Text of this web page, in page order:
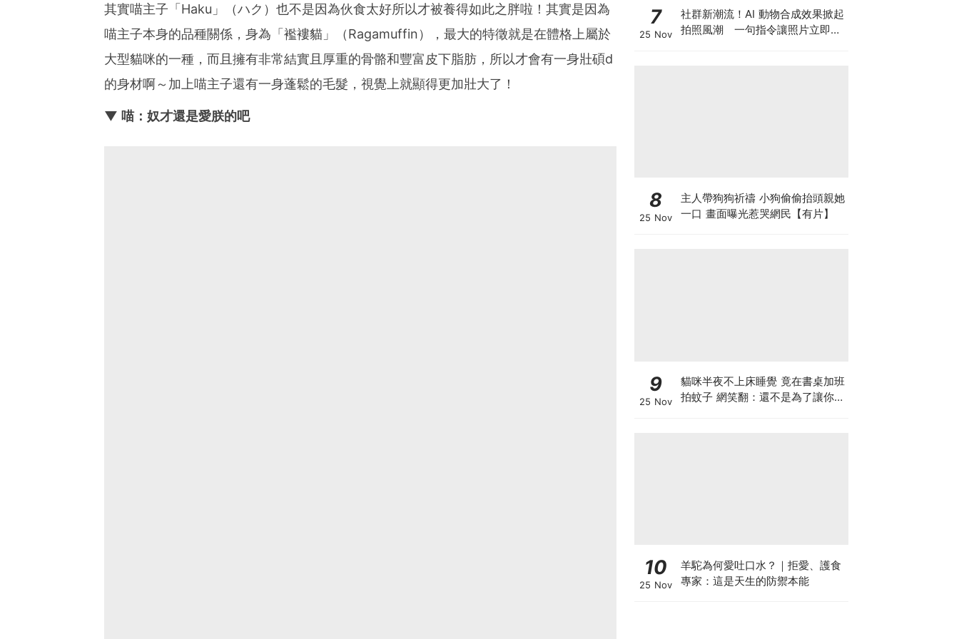
其實喵主子「Haku」（ハク）也不是因為伙食太好所以才被養得如此之胖啦！其實是因為
喵主子本身的品種關係，身為「襤褸貓」（Ragamuffin），最大的特徵就是在體格上屬於
大型貓咪的一種，而且擁有非常結實且厚重的骨骼和豐富皮下脂肪，所以才會有一身壯碩d
的身材啊～加上喵主子還有一身蓬鬆的毛髮，視覺上就顯得更加壯大了！
▼ 喵：奴才還是愛朕的吧
7
25 Nov
社群新潮流！AI 動物合成效果掀起
拍照風潮 一句指令讓照片立即升
8
25 Nov
主人帶狗狗祈禱 小狗偷偷抬頭親她
一口 畫面曝光惹哭網民【有片】
9
25 Nov
貓咪半夜不上床睡覺 竟在書桌加班
拍蚊子 網笑翻：還不是為了讓你睡
10
25 Nov
羊駝為何愛吐口水？｜拒愛、護食
專家：這是天生的防禦本能